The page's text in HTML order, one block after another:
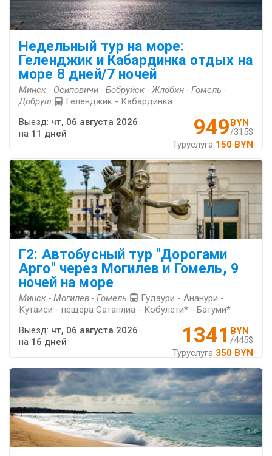
Недельный тур на море:
Геленджик и Кабардинка отдых на
море 8 дней/7 ночей
Минск - Осиповичи - Бобруйск - Жлобин - Гомель -
Добруш
Геленджик - Кабардинка
949BYN
/315$
Туруслуга 150 BYN
Выезд: чт, 06 августа 2026
на 11 дней
Г2: Автобусный тур "Дорогами
Арго" через Могилев и Гомель, 9
ночей на море
Минск - Могилев - Гомель
Гудаури - Ананури -
Кутаиси - пещера Сатаплиа - Кобулети* - Батуми*
1341 BYN
/445$
Туруслуга 350 BYN
Выезд: чт, 06 августа 2026
на 16 дней